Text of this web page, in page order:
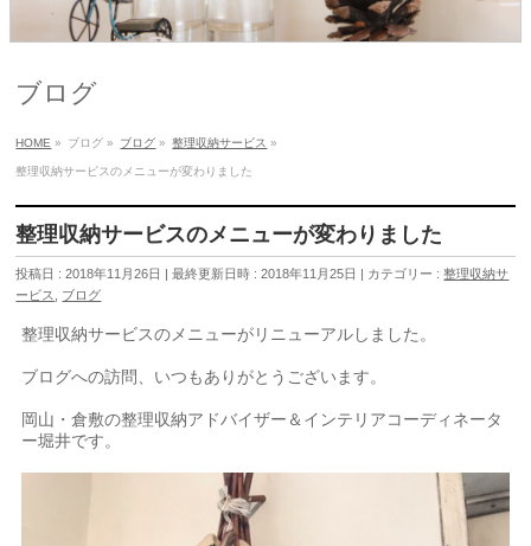
ブログ
HOME » ブログ » ブログ » 整理収納サービス »
整理収納サービスのメニューが変わりました
整理収納サービスのメニューが変わりました
投稿日 : 2018年11月26日 最終更新日時 : 2018年11月25日 カテゴリー :整理収納サ
ービス
ブログ
整理収納サービスのメニューがリニューアルしました。
ブログへの訪問、いつもありがとうございます。
岡山・倉敷の整理収納アドバイザー＆インテリアコーディネータ
ー堀井です。